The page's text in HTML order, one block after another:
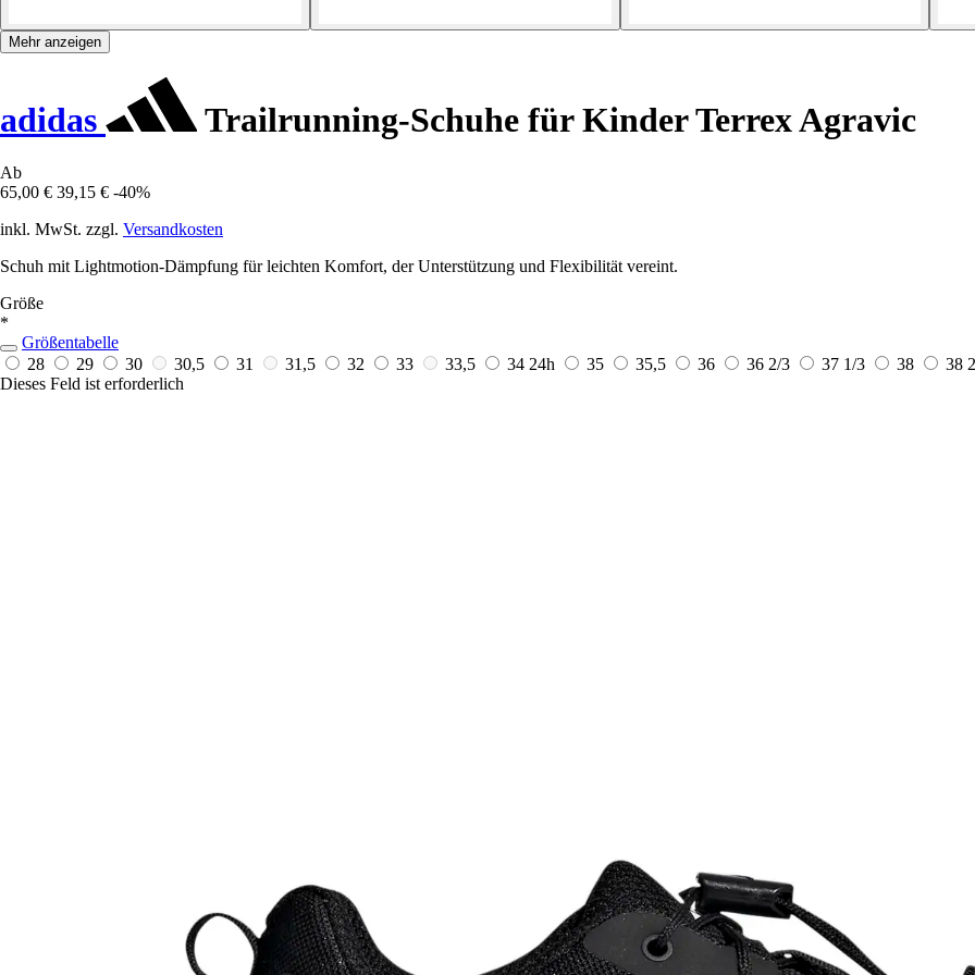
Mehr anzeigen
adidas Trailrunning-Schuhe für Kinder Terrex Agravic
Ab
65,00 € 39,15 € -40%
inkl. MwSt. zzgl. Versandkosten
Schuh mit Lightmotion-Dämpfung für leichten Komfort, der Unterstützung und Flexibilität vereint.
Größe
*
Größentabelle
28
29 30 30,5 31 31,5 32 33 33,5 34 24h 35 35,5 36 36 2/3 37 1/3 38
38
Dieses Feld ist erforderlich